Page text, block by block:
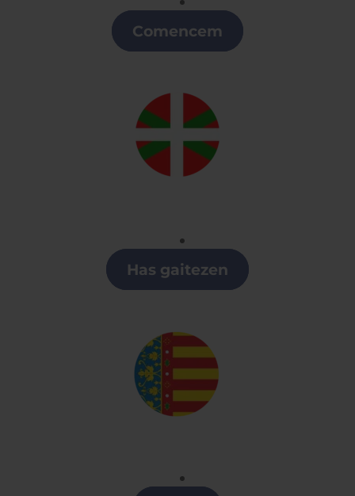
Clases de Catalán en Logroño
Comencem
Clases de Euskera en Logroño
Has gaitezen
Clases de Valenciano en Logroño